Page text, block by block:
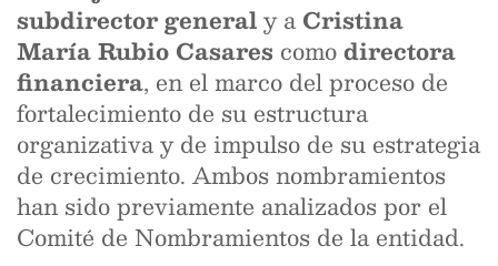
subdirector generaly a Cristina
María Rubio Casares comodirectora
financiera, en el marco del proceso de
fortalecimiento de su estructura
organizativa y de impulso de su estrategia
de crecimiento. Ambos nombramientos
han sido previamente analizados por el
Comité de Nombramientos de la entidad.